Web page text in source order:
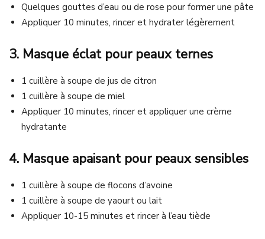
Quelques gouttes d’eau ou de rose pour former une pâte
Appliquer 10 minutes, rincer et hydrater légèrement
3. Masque éclat pour peaux ternes
1 cuillère à soupe de jus de citron
1 cuillère à soupe de miel
Appliquer 10 minutes, rincer et appliquer une crème
hydratante
4. Masque apaisant pour peaux sensibles
1 cuillère à soupe de flocons d’avoine
1 cuillère à soupe de yaourt ou lait
Appliquer 10-15 minutes et rincer à l’eau tiède